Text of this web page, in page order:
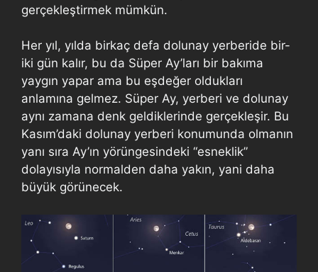
gerçekleştirmek mümkün.
Her yıl, yılda birkaç defa dolunay yerberide bir-
iki gün kalır, bu da Süper Ay’ları bir bakıma
yaygın yapar ama bu eşdeğer oldukları
anlamına gelmez. Süper Ay, yerberi ve dolunay
aynı zamana denk geldiklerinde gerçekleşir. Bu
Kasım’daki dolunay yerberi konumunda olmanın
yanı sıra Ay’ın yörüngesindeki “esneklik”
dolayısıyla normalden daha yakın, yani daha
büyük görünecek.